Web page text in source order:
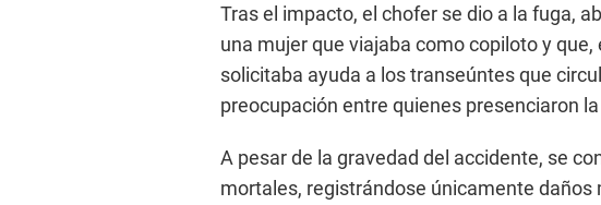
Tras el impacto, el chofer se dio a la fuga,
una mujer que viajaba como copiloto y
solicitaba ayuda a los transeúntes que
preocupación entre quienes presenciaron
A pesar de la gravedad del accidente, se
mortales, registrándose únicamente daños